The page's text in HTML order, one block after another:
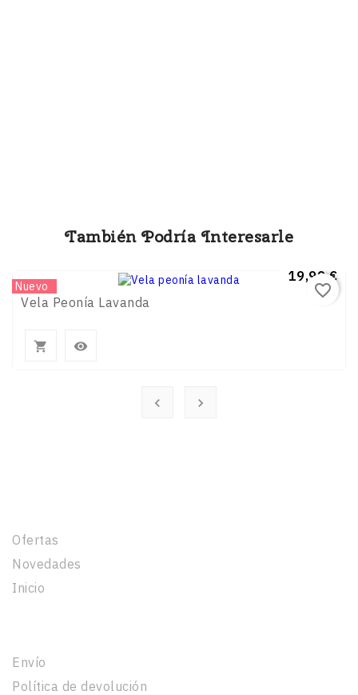
También Podría Interesarle
Precio
19,99 €
Nuevo
Vela Peonía Lavanda
 
favorite_border
 
Ofertas
Novedades
Inicio
Envío
Política de devolución